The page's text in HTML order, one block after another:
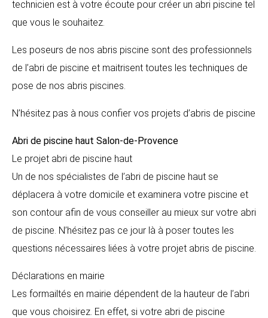
technicien est à votre écoute pour créer un abri piscine tel
que vous le souhaitez.
Les poseurs de nos abris piscine sont des professionnels
de l’abri de piscine et maitrisent toutes les techniques de
pose de nos abris piscines.
N’hésitez pas à nous confier vos projets d’abris de piscine
Abri de piscine haut Salon-de-Provence
Le projet abri de piscine haut
Un de nos spécialistes de l’abri de piscine haut se
déplacera à votre domicile et examinera votre piscine et
son contour afin de vous conseiller au mieux sur votre abri
de piscine. N’hésitez pas ce jour là à poser toutes les
questions nécessaires liées à votre projet abris de piscine.
Déclarations en mairie
Les formailtés en mairie dépendent de la hauteur de l’abri
que vous choisirez. En effet, si votre abri de piscine